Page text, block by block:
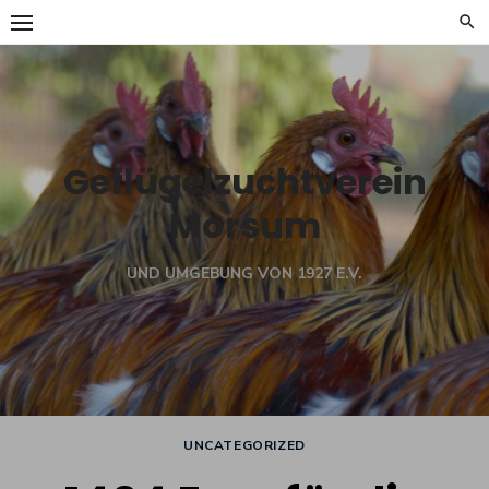
Skip
to
content
Geflügelzuchtverein
Morsum
UND UMGEBUNG VON 1927 E.V.
UNCATEGORIZED